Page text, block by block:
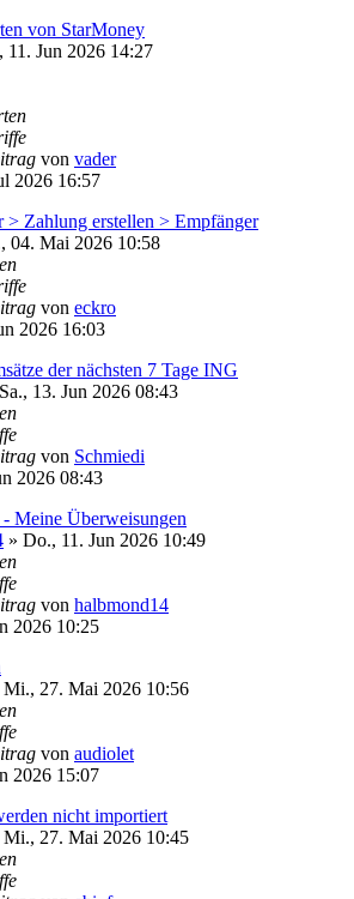
von StarMoney
11. Jun 2026 14:27
von vader
2026 16:57
> Zahlung erstellen > Empfänger
04. Mai 2026 10:58
von eckro
2026 16:03
der nächsten 7 Tage ING
Sa., 13. Jun 2026 08:43
von Schmiedi
2026 08:43
Meine Überweisungen
» Do., 11. Jun 2026 10:49
von halbmond14
2026 10:25
Mi., 27. Mai 2026 10:56
von audiolet
2026 15:07
nicht importiert
Mi., 27. Mai 2026 10:45